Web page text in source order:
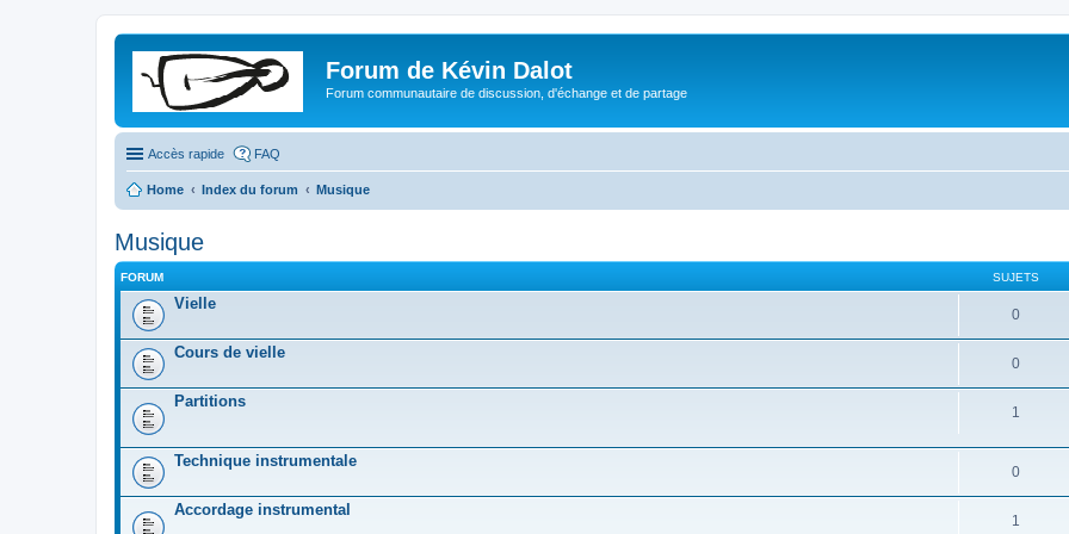
Forum de Kévin Dalot
Forum communautaire de discussion, d'échange et de partage
Accès rapide FAQ
Home Index du forum Musique
Musique
FORUM SUJETS
Vielle
0
Cours de vielle
0
Partitions
1
Technique instrumentale
0
Accordage instrumental
1